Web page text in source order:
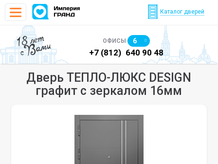
Каталог дверей
18 лет
с Вами ОФИСЫ 6
640 90 48 +7 (812) 640 90 48
Дверь ТЕПЛО-ЛЮКС DESIGN
графит с зеркалом 16мм